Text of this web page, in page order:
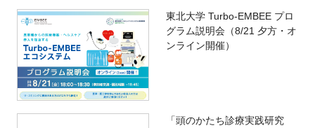
東北大学 Turbo-EMBEE プロ
グラム説明会（8/21 夕方・オ
ンライン開催）
「頭のかたち診療実践研究